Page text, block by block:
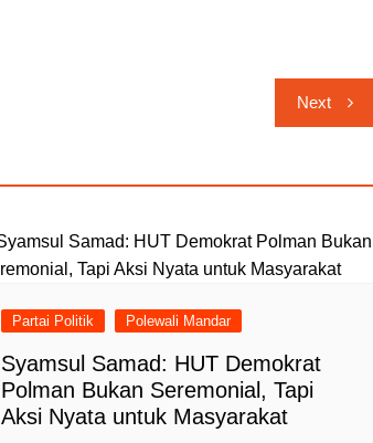
Next
Partai Politik Polewali Mandar
Syamsul Samad: HUT Demokrat
Polman Bukan Seremonial, Tapi
Aksi Nyata untuk Masyarakat